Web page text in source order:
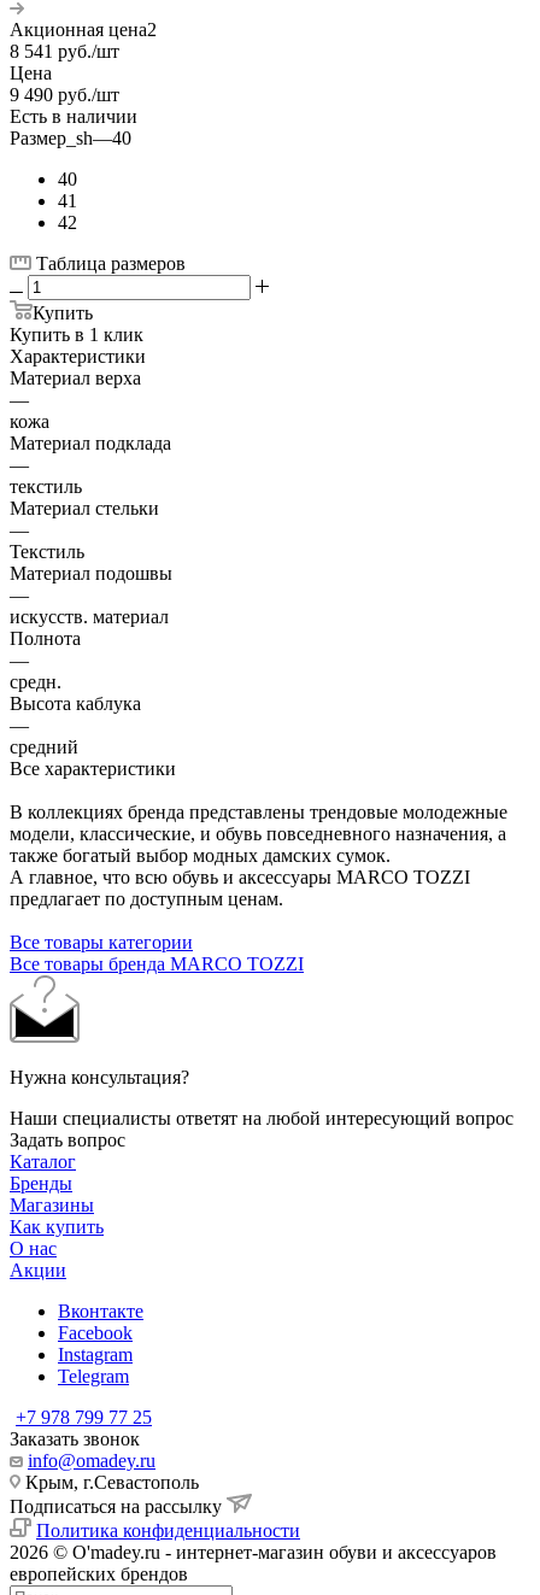
Акционная цена2
8 541 руб./шт
Цена
9 490 руб./шт
Есть в наличии
Размер_sh—40
40
41
42
Таблица размеров
Купить
Купить в 1 клик
Характеристики
Материал верха
—
кожа
Материал подклада
—
текстиль
Материал стельки
—
Текстиль
Материал подошвы
—
искусств. материал
Полнота
—
средн.
Высота каблука
—
средний
Все характеристики
В коллекциях бренда представлены трендовые молодежные
модели, классические, и обувь повседневного назначения, а
также богатый выбор модных дамских сумок.
А главное, что всю обувь и аксессуары MARCO TOZZI
предлагает по доступным ценам.
Все товары категории
Все товары бренда MARCO TOZZI
Нужна консультация?
Наши специалисты ответят на любой интересующий вопрос
Задать вопрос
Каталог
Бренды
Магазины
Как купить
О нас
Акции
Вконтакте
Facebook
Instagram
Telegram
+7 978 799 77 25
Заказать звонок
info@omadey.ru
Крым, г.Севастополь
Подписаться на рассылку
Политика конфиденциальности
2026 © O'madey.ru - интернет-магазин обуви и аксессуаров
европейских брендов